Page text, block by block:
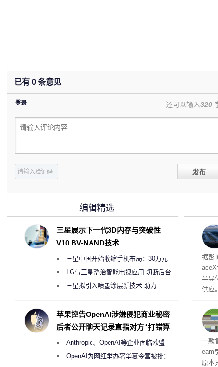
已有 0 条意见
登录 还可以输入320
发布
电
据彭
aceX
半导
供应
开
取“
的
全
一款
eam
原本
编辑精选
三星展示下一代3D内存与突破性
V10 BV-NAND技术
三星中国开始收缩手机布局：30万元
月销售额不达标门店 将被逐步清退
LG与三星整治智能电视应用 切断后台
偷偷共享带宽的违规行为
三星拟引入喷墨涂层新技术 助力
度
苹果控告OpenAI涉嫌侵犯商业秘密
后者公开聊天记录直指对方“打错算
Anthropic、OpenAI等企业面临欧盟
《人工智能法案》全新执法权限审查
OpenAI为网红举办奢华夏令营被批：